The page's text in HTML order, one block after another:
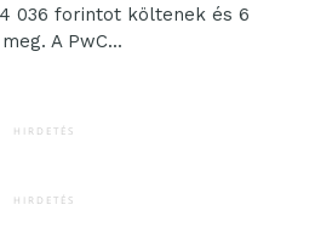
036 forintot költenek és 6
A PwC...
HIRDETÉS
HIRDETÉS